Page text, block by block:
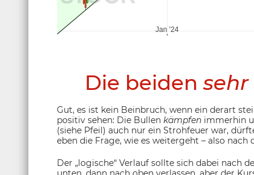
Die beidensehr
Gut, es ist kein Beinbruch, wenn ein derart
positiv sehen: Die Bullen kämpfen immerhin
(siehe Pfeil) auch nur ein Strohfeuer war,
eben die Frage, wie es weitergeht – also nach
Der „logische“ Verlauf sollte sich dabei nach